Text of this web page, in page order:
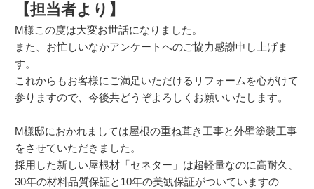
【担当者より】
M様この度は大変お世話になりました。
また、お忙しいなかアンケートへのご協力感謝申し上げま
す。
これからもお客様にご満足いただけるリフォームを心がけて
参りますので、今後共どうぞよろしくお願いいたします。
M様邸におかれましては屋根の重ね葺き工事と外壁塗装工事
をさせていただきました。
採用した新しい屋根材「セネター」は超軽量なのに高耐久、
30年の材料品質保証と10年の美観保証がついていますの